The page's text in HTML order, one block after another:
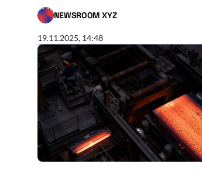
NEWSROOM XYZ
- AUTOR ARTYKUŁU - PROFIL
19.11.2025, 14:48